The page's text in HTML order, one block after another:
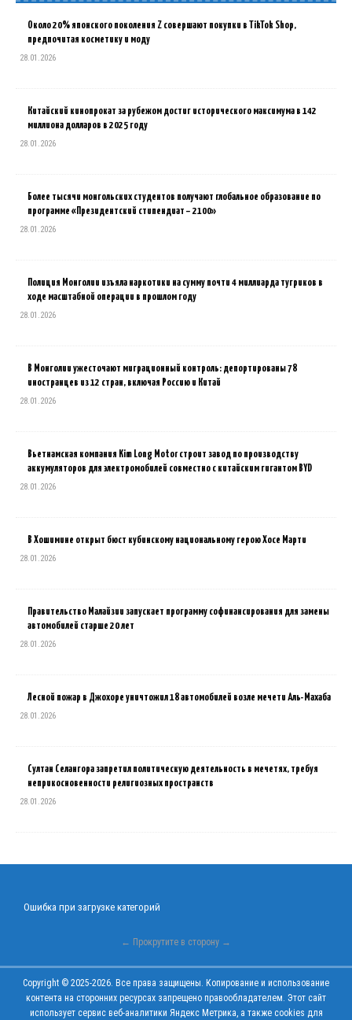
Около 20% японского поколения Z совершают покупки в TikTok Shop,
предпочитая косметику и моду
28.01.2026
Китайский кинопрокат за рубежом достиг исторического максимума в 142
миллиона долларов в 2025 году
28.01.2026
Более тысячи монгольских студентов получают глобальное образование по
программе «Президентский стипендиат – 2100»
28.01.2026
Полиция Монголии изъяла наркотики на сумму почти 4 миллиарда тугриков в
ходе масштабной операции в прошлом году
28.01.2026
В Монголии ужесточают миграционный контроль: депортированы 78
иностранцев из 12 стран, включая Россию и Китай
28.01.2026
Вьетнамская компания Kim Long Motor строит завод по производству
аккумуляторов для электромобилей совместно с китайским гигантом BYD
28.01.2026
В Хошимине открыт бюст кубинскому национальному герою Хосе Марти
28.01.2026
Правительство Малайзии запускает программу софинансирования для замены
автомобилей старше 20 лет
28.01.2026
Лесной пожар в Джохоре уничтожил 18 автомобилей возле мечети Аль-Махаба
28.01.2026
Султан Селангора запретил политическую деятельность в мечетях, требуя
неприкосновенности религиозных пространств
28.01.2026
Ошибка при загрузке категорий
← Прокрутите в сторону →
Copyright © 2025-2026. Все права защищены. Копирование и использование
контента на сторонних ресурсах запрещено правообладателем. Этот сайт
использует сервис веб-аналитики Яндекс Метрика, а также cookies для